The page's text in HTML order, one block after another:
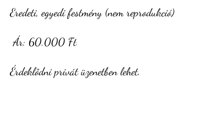
Eredeti, egyedi festmény (nem reprodukció)
Ár: 60.000 Ft
Érdeklődni privát üzenetben lehet.